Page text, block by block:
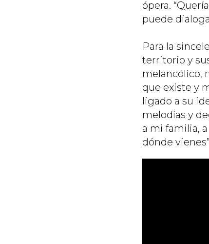
ópera.
puede
Para la
territorio y
melancólico,
que existe y
ligado a su
melodías y
a mi familia,
dónde